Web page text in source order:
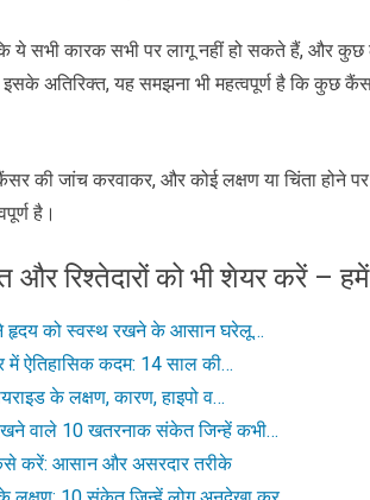
कि ये सभी कारक सभी पर लागू नहीं हो सकते हैं, और
अतिरिक्त, यह समझना भी महत्वपूर्ण है कि कुछ
की जांच करवाकर, और कोई लक्षण या चिंता होने
है।
और रिश्तेदारों को भी शेयर करें –
हृदय को स्वस्थ रखने के आसान घरेलू…
में ऐतिहासिक कदम: 14 साल की…
के लक्षण, कारण, हाइपो व…
वाले 10 खतरनाक संकेत जिन्हें कभी…
करें: आसान और असरदार तरीके